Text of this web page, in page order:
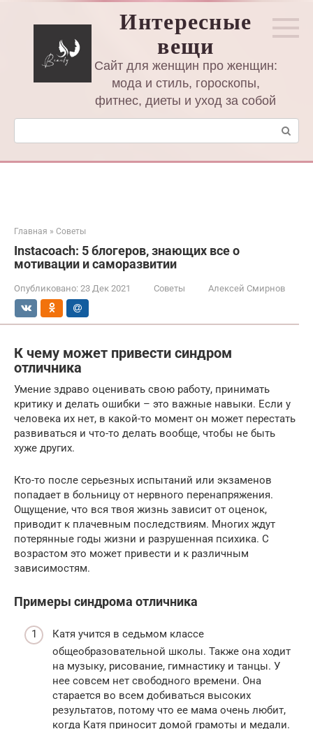
Интересные
вещи
Сайт для женщин про женщин:
мода и стиль, гороскопы,
фитнес, диеты и уход за собой
Поиск:
Главная » Советы
Instacoach: 5 блогеров, знающих все о
мотивации и саморазвитии
Опубликовано: 23 Дек 2021 Советы Алексей Смирнов
К чему может привести синдром
отличника
Умение здраво оценивать свою работу, принимать
критику и делать ошибки – это важные навыки. Если у
человека их нет, в какой-то момент он может перестать
развиваться и что-то делать вообще, чтобы не быть
хуже других.
Кто-то после серьезных испытаний или экзаменов
попадает в больницу от нервного перенапряжения.
Ощущение, что вся твоя жизнь зависит от оценок,
приводит к плачевным последствиям. Многих ждут
потерянные годы жизни и разрушенная психика. С
возрастом это может привести и к различным
зависимостям.
Примеры синдрома отличника
Катя учится в седьмом классе
общеобразовательной школы. Также она ходит
на музыку, рисование, гимнастику и танцы. У
нее совсем нет свободного времени. Она
старается во всем добиваться высоких
результатов, потому что ее мама очень любит,
когда Катя приносит домой грамоты и медали.